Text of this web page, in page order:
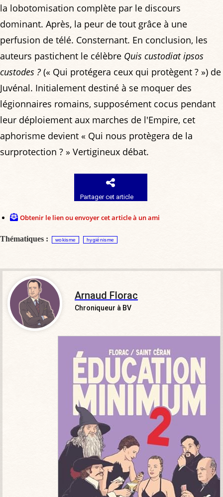
la lobotomisation complète par le discours
dominant. Après, la peur de tout grâce à une
perfusion de télé. Consternant. En conclusion, les
auteurs pastichent le célèbre Quis custodiat ipsos
custodes ? (« Qui protégera ceux qui protègent ? ») de
Juvénal. Initialement destiné à se moquer des
légionnaires romains, supposément cocus pendant
leur déploiement aux marches de l'Empire, cet
aphorisme devient « Qui nous protègera de la
surprotection ? » Vertigineux débat.
Partager cet article
Obtenir le lien ou envoyer cet article à un ami
Thématiques : wokisme hygiénisme
Arnaud Florac
Chroniqueur à BV